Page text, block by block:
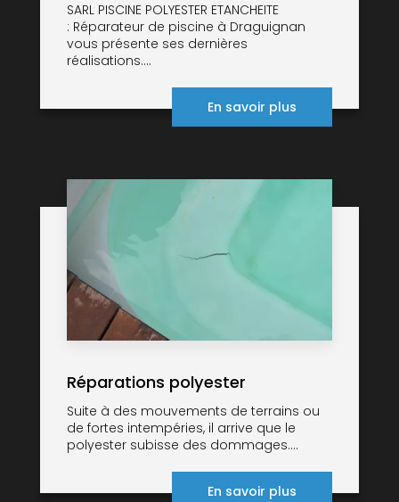
SARL PISCINE POLYESTER ETANCHEITE
: Réparateur de piscine à Draguignan
vous présente ses dernières
réalisations....
En savoir plus
Réparations polyester
Suite à des mouvements de terrains ou
de fortes intempéries, il arrive que le
polyester subisse des dommages....
En savoir plus